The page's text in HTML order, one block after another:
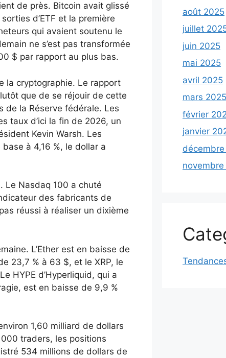
de près. Bitcoin avait glissé
d’ETF et la première
qui avaient soutenu le
ne s’est pas transformée
$ par rapport au plus bas.
la cryptographie. Le rapport
que de se réjouir de cette
de la Réserve fédérale. Les
taux d’ici la fin de 2026, un
Kevin Warsh. Les
à 4,16 %, le dollar a
Le Nasdaq 100 a chuté
des fabricants de
réussi à réaliser un dixième
L’Ether est en baisse de
23,7 % à 63 $, et le XRP, le
HYPE d’Hyperliquid, qui a
est en baisse de 9,9 %
1,60 milliard de dollars
traders, les positions
534 millions de dollars de
août 2025
juillet
juin 2025
mai 2025
avril 2025
mars 2025
février
janvier